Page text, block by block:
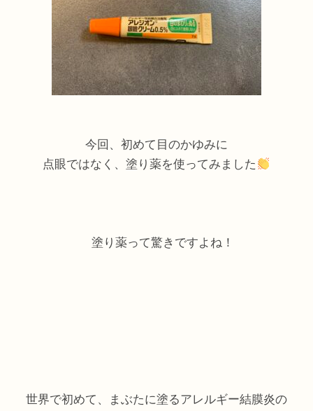
今回、初めて目のかゆみに
点眼ではなく、塗り薬を使ってみました
塗り薬って驚きですよね！
世界で初めて、まぶたに塗るアレルギー結膜炎の